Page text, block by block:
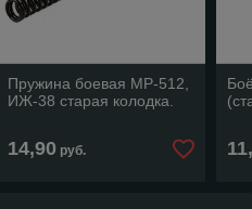
Пружина боевая МР-512,
ИЖ-38 старая колодка.
14,90руб.